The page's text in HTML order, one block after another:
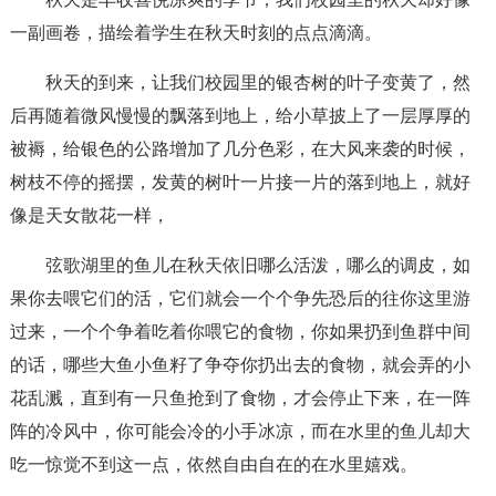
一副画卷，描绘着学生在秋天时刻的点点滴滴。
秋天的到来，让我们校园里的银杏树的叶子变黄了，然
后再随着微风慢慢的飘落到地上，给小草披上了一层厚厚的
被褥，给银色的公路增加了几分色彩，在大风来袭的时候，
树枝不停的摇摆，发黄的树叶一片接一片的落到地上，就好
像是天女散花一样，
弦歌湖里的鱼儿在秋天依旧哪么活泼，哪么的调皮，如
果你去喂它们的活，它们就会一个个争先恐后的往你这里游
过来，一个个争着吃着你喂它的食物，你如果扔到鱼群中间
的话，哪些大鱼小鱼籽了争夺你扔出去的食物，就会弄的小
花乱溅，直到有一只鱼抢到了食物，才会停止下来，在一阵
阵的冷风中，你可能会冷的小手冰凉，而在水里的鱼儿却大
吃一惊觉不到这一点，依然自由自在的在水里嬉戏。